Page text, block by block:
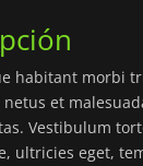
habitant morbi
et
Vestibulum
ultricies eget,